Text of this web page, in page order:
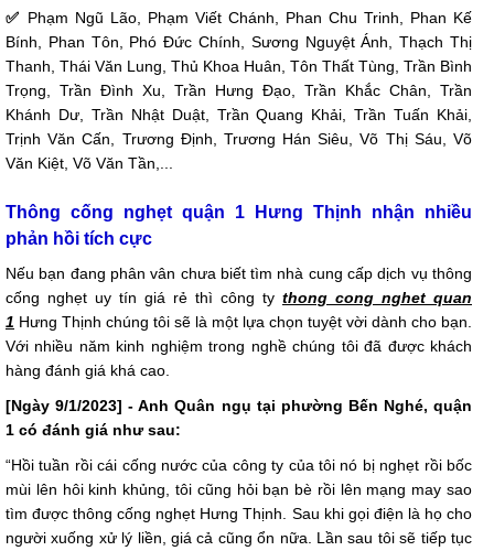
✅ Phạm Ngũ Lão, Phạm Viết Chánh, Phan Chu Trinh, Phan Kế
Bính, Phan Tôn, Phó Đức Chính, Sương Nguyệt Ánh, Thạch Thị
Thanh, Thái Văn Lung, Thủ Khoa Huân, Tôn Thất Tùng, Trần Bình
Trọng, Trần Đình Xu, Trần Hưng Đạo, Trần Khắc Chân, Trần
Khánh Dư, Trần Nhật Duật, Trần Quang Khải, Trần Tuấn Khải,
Trịnh Văn Cấn, Trương Định, Trương Hán Siêu, Võ Thị Sáu, Võ
Văn Kiệt, Võ Văn Tần,...
Thông cống nghẹt quận 1 Hưng Thịnh nhận nhiều
phản hồi tích cực
Nếu bạn đang phân vân chưa biết tìm nhà cung cấp dịch vụ thông
cống nghẹt uy tín giá rẻ thì công ty thong cong nghet quan
1 Hưng Thịnh chúng tôi sẽ là một lựa chọn tuyệt vời dành cho bạn.
Với nhiều năm kinh nghiệm trong nghề chúng tôi đã được khách
hàng đánh giá khá cao.
[Ngày 9/1/2023] - Anh Quân ngụ tại phường Bến Nghé, quận
1 có đánh giá như sau:
“Hồi tuần rồi cái cống nước của công ty của tôi nó bị nghẹt rồi bốc
mùi lên hôi kinh khủng, tôi cũng hỏi bạn bè rồi lên mạng may sao
tìm được thông cống nghẹt Hưng Thịnh. Sau khi gọi điện là họ cho
người xuống xử lý liền, giá cả cũng ổn nữa. Lần sau tôi sẽ tiếp tục